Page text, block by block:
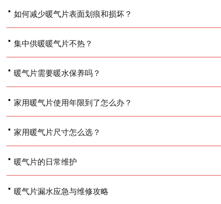
· 如何减少暖气片表面划痕和损坏？
· 集中供暖暖气片不热？
· 暖气片需要暖水保养吗？
· 家用暖气片使用年限到了怎么办？
· 家用暖气片尺寸怎么选？
· 暖气片的日常维护
· 暖气片漏水应急与维修攻略